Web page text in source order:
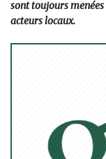
sont toujours
acteurs locaux.